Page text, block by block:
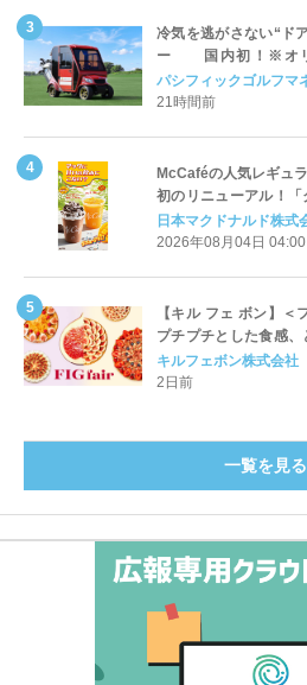
冷気を逃がさない“ド
ー 国内初！※オリ
Cart（エアコンカー
パシフィックゴルフマ
21時間前
McCaféの人気レギュ
初のリニューアル！
ッペ」「マンゴースム
開始
日本マクドナルド株式
2026年08月04日 04:00
【キル フェ ボン】
プチプチとした食感
をたっぷりと。新作を
登場8月20日（木）スタ
キルフェボン株式会社
2日前
一覧を見る